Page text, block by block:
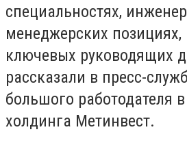
специальностях,
менеджерских позициях,
ключевых руководящих
рассказали в пресс-
большого работодателя
холдинга Метинвест.